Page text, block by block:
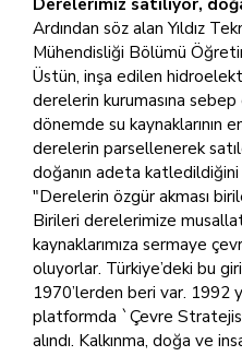
Ardından söz alan Yıldız
Mühendisliği Bölümü
Üstün, inşa edilen
derelerin kurumasına
dönemde su kaynaklarının
derelerin parsellenerek
doğanın adeta
"Derelerin özgür akması
Birileri derelerimize
kaynaklarımıza sermaye
oluyorlar. Türkiye’deki bu
1970’lerden beri var. 1992
platformda `Çevre
alındı. Kalkınma, doğa ve